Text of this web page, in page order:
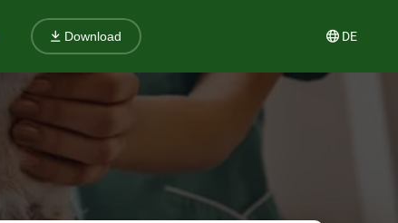
Download DE